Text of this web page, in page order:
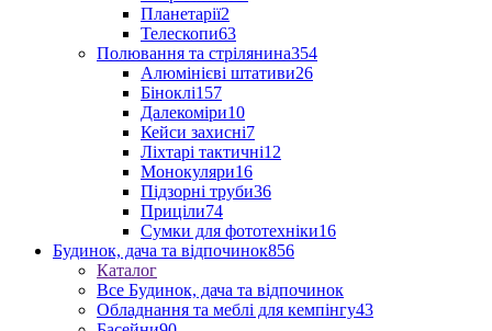
Планетарії2
Телескопи63
Полювання та стрілянина354
Алюмінієві штативи26
Біноклі157
Далекоміри10
Кейси захисні7
Ліхтарі тактичні12
Монокуляри16
Підзорні труби36
Приціли74
Сумки для фототехніки16
Будинок, дача та відпочинок856
Каталог
Все Будинок, дача та відпочинок
Обладнання та меблі для кемпінгу43